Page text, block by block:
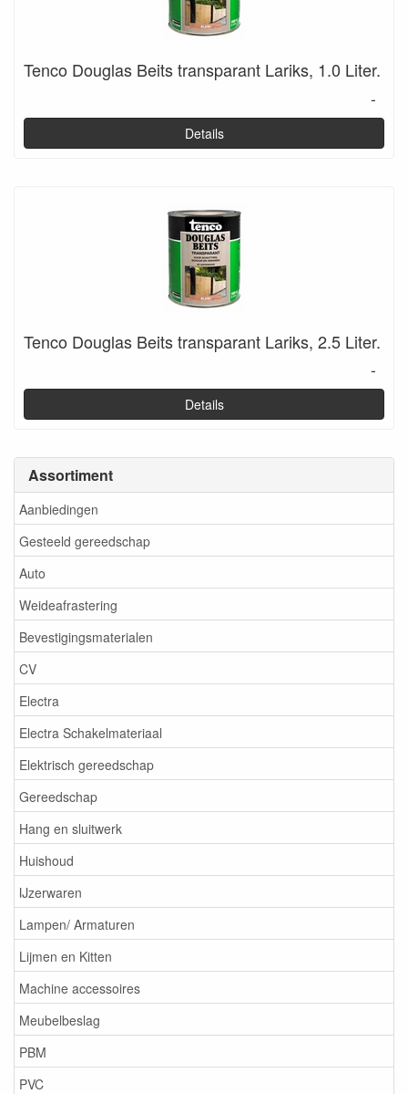
Assortiment
Aanbiedingen
Gesteeld gereedschap
Auto
Weideafrastering
Bevestigingsmaterialen
CV
Electra
Electra Schakelmateriaal
Elektrisch gereedschap
Gereedschap
Hang en sluitwerk
Huishoud
IJzerwaren
Lampen/ Armaturen
Lijmen en Kitten
Machine accessoires
Meubelbeslag
PBM
PVC
Tenco Douglas Beits transparant Lariks, 1.0 Liter.
-
Details
Tenco Douglas Beits transparant Lariks, 2.5 Liter.
-
Details